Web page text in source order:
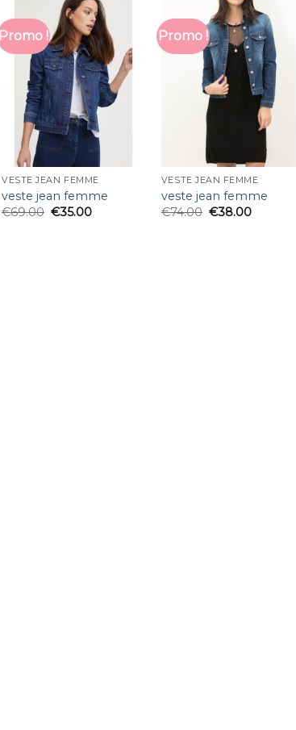
Promo !
VESTE JEAN FEMME
veste jean femme
€69.00 €35.00
Promo !
VESTE JEAN FEMME
veste jean femme
€74.00 €38.00